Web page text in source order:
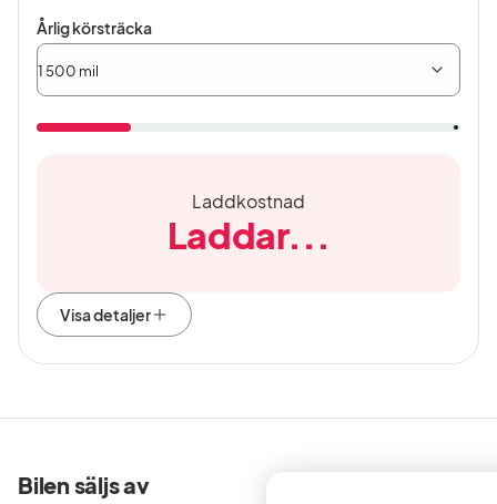
Årlig
körsträcka
Årlig körsträcka
Laddkostnad
Laddar...
Visa detaljer
Bilen säljs av